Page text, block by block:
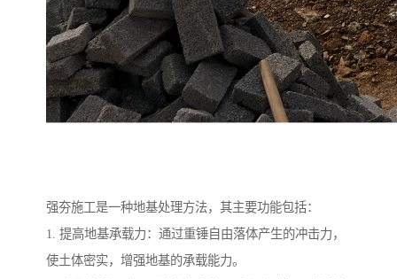
强夯施工是一种地基处理方法，其主要功能包括：
1. 提高地基承载力：通过重锤自由落体产生的冲击力，
使土体密实，增强地基的承载能力。